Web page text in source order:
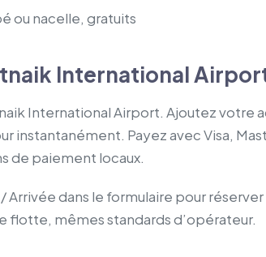
ou nacelle, gratuits
International
International Airport. Ajoutez votre
instantanément. Payez avec Visa,
de paiement locaux.
Arrivée dans le formulaire pour
flotte, mêmes standards d’opérateur.